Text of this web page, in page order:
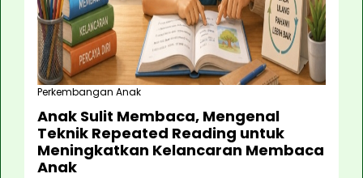
Perkembangan Anak
Anak Sulit Membaca, Mengenal
Teknik Repeated Reading untuk
Meningkatkan Kelancaran Membaca
Anak